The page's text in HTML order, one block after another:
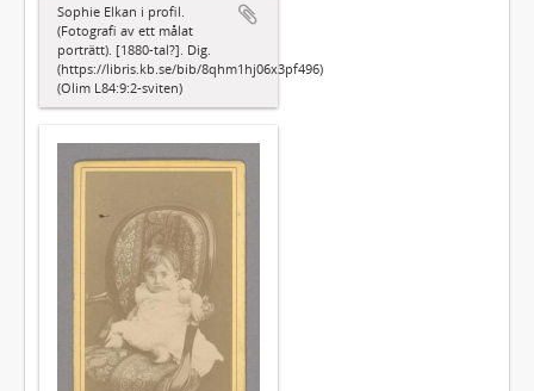
Sophie Elkan i profil.
(Fotografi av ett målat
porträtt). [1880-tal?]. Dig.
(https://libris.kb.se/bib/8qhm1hj06x3pf496)
(Olim L84:9:2-sviten)